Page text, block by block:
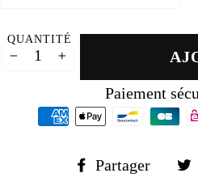
QUANTITÉ
Paiement
Partager